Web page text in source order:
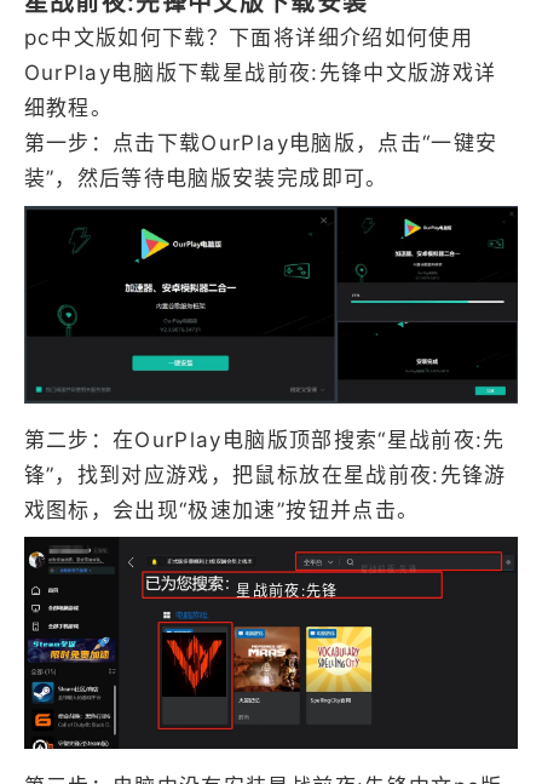
pc中文版如何下载？下面将详细介绍如何使用
OurPlay电脑版下载星战前夜:先锋中文版游戏详
细教程。
第一步：点击下载OurPlay电脑版，点击“一键安
装”，然后等待电脑版安装完成即可。
第二步：在OurPlay电脑版顶部搜索“星战前夜:先
锋”，找到对应游戏，把鼠标放在星战前夜:先锋游
戏图标，会出现“极速加速”按钮并点击。
星战前夜:先锋
星战前夜:先锋